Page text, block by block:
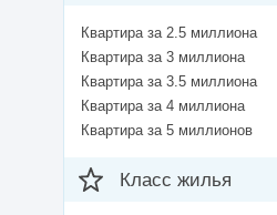
Квартира за 2.5 миллиона
Квартира за 3 миллиона
Квартира за 3.5 миллиона
Квартира за 4 миллиона
Квартира за 5 миллионов
Класс жилья